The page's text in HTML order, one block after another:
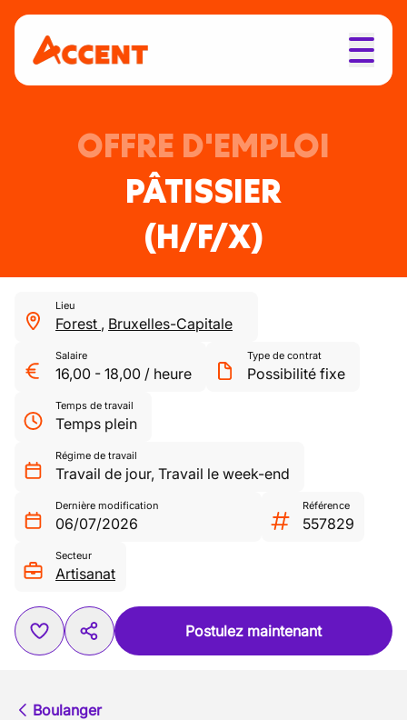
OFFRE D'EMPLOI
PÂTISSIER
(H/F/X)
Lieu
Forest , Bruxelles-Capitale
Salaire
16,00 - 18,00 / heure
Type de contrat
Possibilité fixe
Temps de travail
Temps plein
Régime de travail
Travail de jour, Travail le week-end
Dernière modification
06/07/2026
Référence
557829
Secteur
Artisanat
Postulez maintenant
Boulanger